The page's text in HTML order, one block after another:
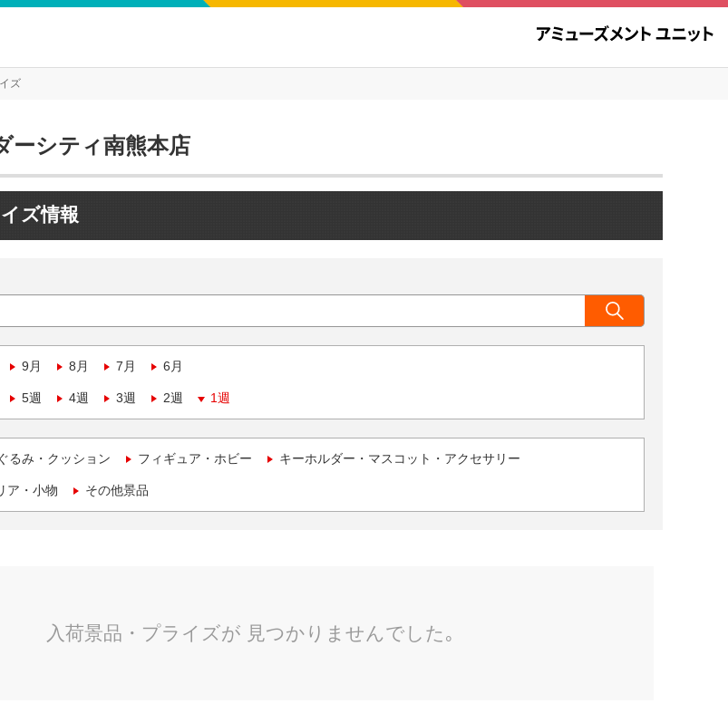
ズ
ーシティ南熊本店
ズ情報
9月 8月 7月 6月
5週 4週 3週 2週 1週
るみ・クッション フィギュア・ホビー キーホルダー・マスコット・アクセサリー
ア・小物 その他景品